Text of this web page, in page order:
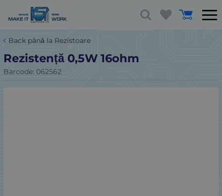
Back până la Rezistoare
Rezistență 0,5W 16ohm
Barcode: 062562